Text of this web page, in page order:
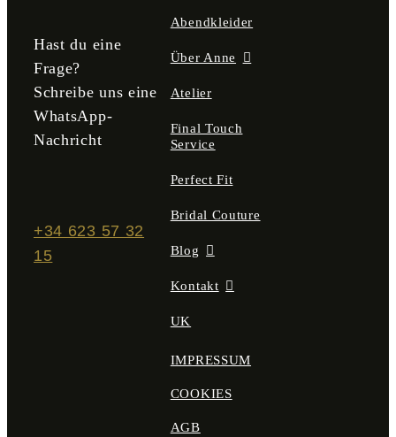
werden
Hast du eine
Frage?
Schreibe uns eine
WhatsApp-
Nachricht
+34 623 57 32
15
Abendkleider
Über Anne
Atelier
Final Touch
Service
Perfect Fit
Bridal Couture
Blog
Kontakt
UK
IMPRESSUM
COOKIES
AGB